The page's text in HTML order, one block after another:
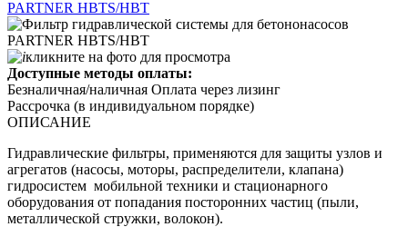
кликните на фото для просмотра
Доступные методы оплаты:
Безналичная/наличная Оплата через лизинг
Рассрочка (в индивидуальном порядке)
ОПИСАНИЕ
Гидравлические фильтры, применяются для защиты узлов и
агрегатов (насосы, моторы, распределители, клапана)
гидросистем мобильной техники и стационарного
оборудования от попадания посторонних частиц (пыли,
металлической стружки, волокон).